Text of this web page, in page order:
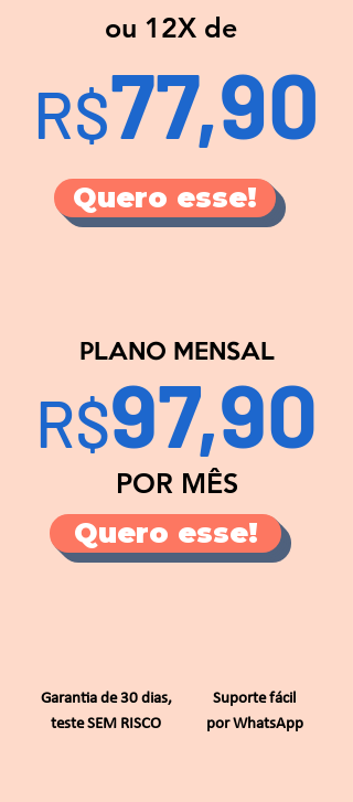
R$77,90
ou 12X de
Quero esse!
PLANO MENSAL
R$97,90
POR MÊS
Quero esse!
Garantia de 30 dias,
teste SEM RISCO
Suporte fácil
por WhatsApp